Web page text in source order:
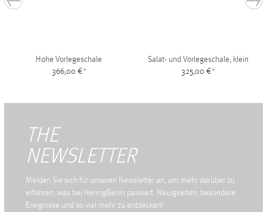
Hohe Vorlegeschale
366,00 €*
Salat- und Vorlegeschale, klein
325,00 €*
THE
NEWSLETTER
Melden Sie sich für unseren Newsletter an, um mehr darüber zu
erfahren, was bei HeringBerlin passiert. Neuigkeiten, besondere
Ereignisse und so viel mehr zu entdecken!